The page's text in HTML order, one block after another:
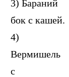
3) Бараний
бок с кашей.
4)
Вермишель
с